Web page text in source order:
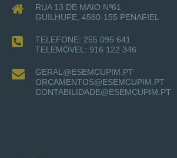
RUA 13 DE MAIO Nº61
GUILHUFE, 4560-155 PENAFIEL
TELEFONE: 255 095 641
TELEMÓVEL: 916 122 346
GERAL@ESEMCUPIM.PT
ORCAMENTOS@ESEMCUPIM.PT
CONTABILIDADE@ESEMCUPIM.PT